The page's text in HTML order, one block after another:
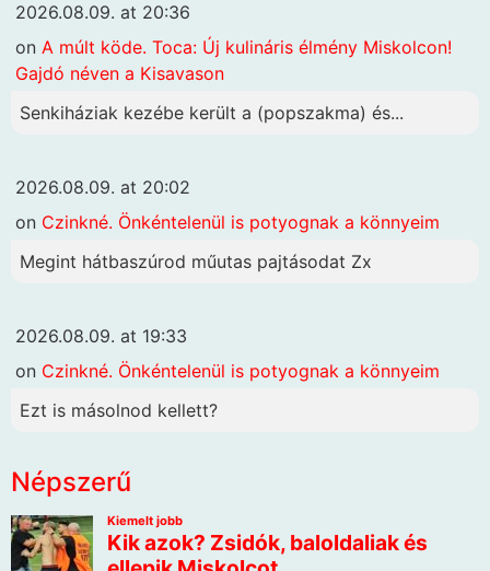
2026.08.09. at 20:36
on A múlt köde. Toca: Új kulináris élmény Miskolcon!
Gajdó néven a Kisavason
Senkiháziak kezébe került a (popszakma) és...
2026.08.09. at 20:02
on Czinkné. Önkéntelenül is potyognak a könnyeim
Megint hátbaszúrod műutas pajtásodat Zx
2026.08.09. at 19:33
on Czinkné. Önkéntelenül is potyognak a könnyeim
Ezt is másolnod kellett?
Népszerű